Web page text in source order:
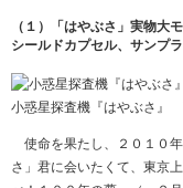
（１）「はやぶさ」実物大
シールドカプセル、サンプラ
小惑星探査機『はやぶさ』
使命を果たし、２０１０
さ」君に会いたくて、東京